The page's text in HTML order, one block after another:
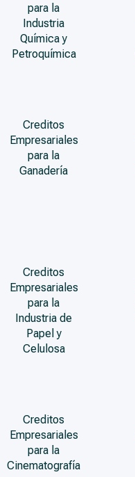
para la
Industria
Química y
Petroquímica
Creditos
Empresariales
para la
Ganadería
Creditos
Empresariales
para la
Industria de
Papel y
Celulosa
Creditos
Empresariales
para la
Cinematografía